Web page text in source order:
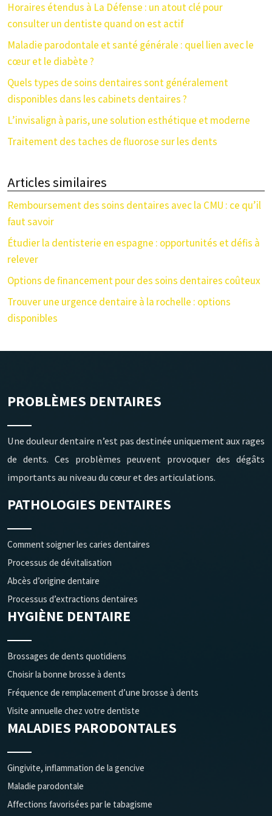
Horaires étendus à La Défense : un atout clé pour
consulter un dentiste quand on est actif
Maladie parodontale et santé générale : quel lien avec le
cœur et le diabète ?
Quels types de soins dentaires sont généralement
disponibles dans les cabinets dentaires ?
L’invisalign à paris, une solution esthétique et moderne
Traitement des taches de fluorose sur les dents
Articles similaires
Remboursement des soins dentaires avec la CMU : ce qu’il
faut savoir
Étudier la dentisterie en espagne : opportunités et défis à
relever
Options de financement pour des soins dentaires coûteux
Trouver une urgence dentaire à la rochelle : options
disponibles
PROBLÈMES DENTAIRES
Une douleur dentaire n’est pas destinée uniquement aux rages
de dents. Ces problèmes peuvent provoquer des dégâts
importants au niveau du cœur et des articulations.
PATHOLOGIES DENTAIRES
Comment soigner les caries dentaires
Processus de dévitalisation
Abcès d’origine dentaire
Processus d’extractions dentaires
HYGIÈNE DENTAIRE
Brossages de dents quotidiens
Choisir la bonne brosse à dents
Fréquence de remplacement d’une brosse à dents
Visite annuelle chez votre dentiste
MALADIES PARODONTALES
Gingivite, inflammation de la gencive
Maladie parodontale
Affections favorisées par le tabagisme